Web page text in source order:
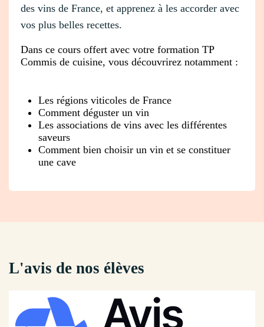
des vins de France, et apprenez à les accorder avec
vos plus belles recettes.
Dans ce cours offert avec votre formation TP
Commis de cuisine, vous découvrirez notamment :
Les régions viticoles de France
Comment déguster un vin
Les associations de vins avec les différentes
saveurs
Comment bien choisir un vin et se constituer
une cave
L'avis de nos élèves